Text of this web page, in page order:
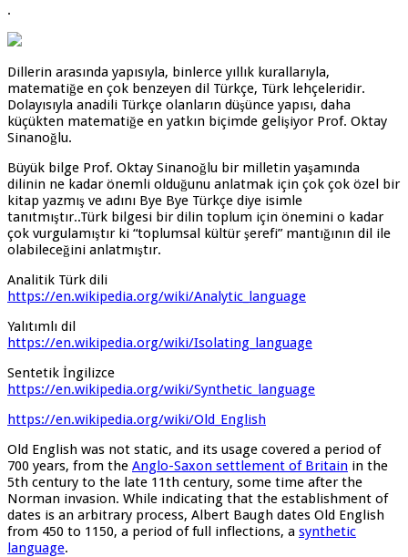
.
Dillerin arasında yapısıyla, binlerce yıllık kurallarıyla,
matematiğe en çok benzeyen dil Türkçe, Türk lehçeleridir.
Dolayısıyla anadili Türkçe olanların düşünce yapısı, daha
küçükten matematiğe en yatkın biçimde gelişiyor Prof. Oktay
Sinanoğlu.
Büyük bilge Prof. Oktay Sinanoğlu bir milletin yaşamında
dilinin ne kadar önemli olduğunu anlatmak için çok çok özel bir
kitap yazmış ve adını Bye Bye Türkçe diye isimle
tanıtmıştır..Türk bilgesi bir dilin toplum için önemini o kadar
çok vurgulamıştır ki “toplumsal kültür şerefi” mantığının dil ile
olabileceğini anlatmıştır.
Analitik Türk dili
https://en.wikipedia.org/wiki/Analytic_language
Yalıtımlı dil
https://en.wikipedia.org/wiki/Isolating_language
Sentetik İngilizce
https://en.wikipedia.org/wiki/Synthetic_language
https://en.wikipedia.org/wiki/Old_English
Old English was not static, and its usage covered a period of
700 years, from the Anglo-Saxon settlement of Britain in the
5th century to the late 11th century, some time after the
Norman invasion. While indicating that the establishment of
dates is an arbitrary process, Albert Baugh dates Old English
from 450 to 1150, a period of full inflections, a synthetic
language.